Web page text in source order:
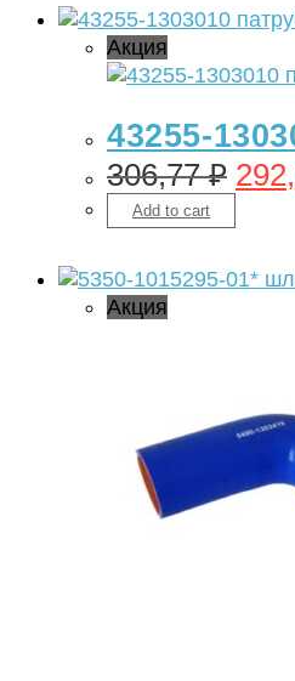
Акция
43255-
306,77₽
Add to cart
Акция